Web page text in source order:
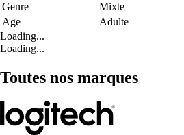
Genre
Mixte
Age
Adulte
Loading...
Loading...
Toutes nos marques